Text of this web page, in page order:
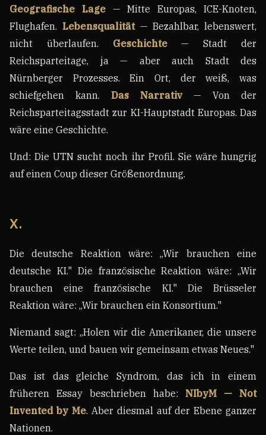
Geografische Lage— Mitte Europas, ICE-Knoten,
Flughafen. Lebensqualität— Bezahlbar, lebenswert,
nicht überlaufen. Geschichte— Stadt der
Reichsparteitage, ja — aber auch Stadt des
Nürnberger Prozesses. Ein Ort, der weiß, was
schiefgehen kann. Das Narrativ— Von der
Reichsparteitagsstadt zur KI-Hauptstadt Europas. Das
wäre eine Geschichte.
Und: Die UTN sucht noch ihr Profil. Sie wäre hungrig
auf einen Coup dieser Größenordnung.
X.
Die deutsche Reaktion wäre: „Wir brauchen eine
deutsche KI." Die französische Reaktion wäre: „Wir
brauchen eine französische KI." Die Brüsseler
Reaktion wäre: „Wir brauchen ein Konsortium."
Niemand sagt: „Holen wir die Amerikaner, die unsere
Werte teilen, und bauen wir gemeinsam etwas Neues."
Das ist das gleiche Syndrom, das ich in einem
früheren Essay beschrieben habe: NIbyM — Not
Invented by Me. Aber diesmal auf der Ebene ganzer
Nationen.